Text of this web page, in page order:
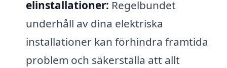
elinstallationer: Regelbundet
underhåll av dina elektriska
installationer kan förhindra framtida
problem och säkerställa att allt